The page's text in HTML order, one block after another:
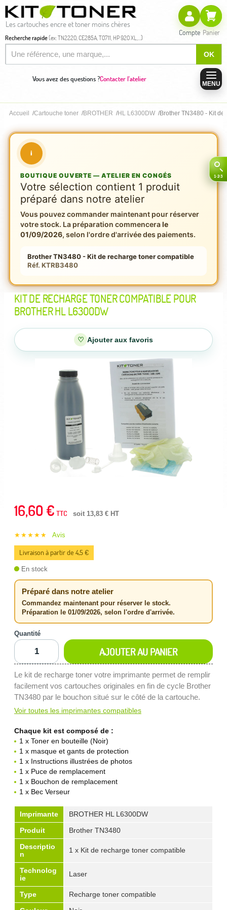
Les cartouches encre et toner moins chères
Recherche rapide(ex: TN2220, CE285A, T0711, HP 920 XL,...)
OK
Compte Panier
Vous avez des questions ?Contacter l'atelier
MENU
Accueil Cartouche toner BROTHER HL L6300DW Brother TN3480 - Kit
i
BOUTIQUE OUVERTE — ATELIER EN CONGÉS
Votre sélection contient 1 produit
préparé dans notre atelier
Vous pouvez commander maintenant pour réserver
votre stock. La préparation commencerale
01/09/2026, selon l'ordre d'arrivée des paiements.
Brother TN3480 - Kit de recharge toner compatible
Réf. KTRB3480
KIT DE RECHARGE TONER COMPATIBLE POUR
BROTHER HL L6300DW
♡ Ajouter aux favoris
16,60 € TTC soit 13,83 € HT
★★★★★ Avis
Livraison à partir de 4,5 €
En stock
Préparé dans notre atelier
Commandez maintenant pour réserver le stock.
Préparation le 01/09/2026, selon l'ordre d'arrivée.
Quantité
AJOUTER AU PANIER
Le kit de recharge toner votre imprimante permet de remplir
facilement vos cartouches originales en fin de cycle Brother
TN3480 par le bouchon situé sur le côté de la cartouche.
Voir toutes les imprimantes compatibles
Chaque kit est composé de :
1 x Toner en bouteille (Noir)
1 x masque et gants de protection
1 x Instructions illustrées de photos
1 x Puce de remplacement
1 x Bouchon de remplacement
1 x Bec Verseur
Imprimante
BROTHER HL L6300DW
Produit
Brother TN3480
Descriptio
n
1 x Kit de recharge toner compatible
Technolog
ie
Laser
Type
Recharge toner compatible